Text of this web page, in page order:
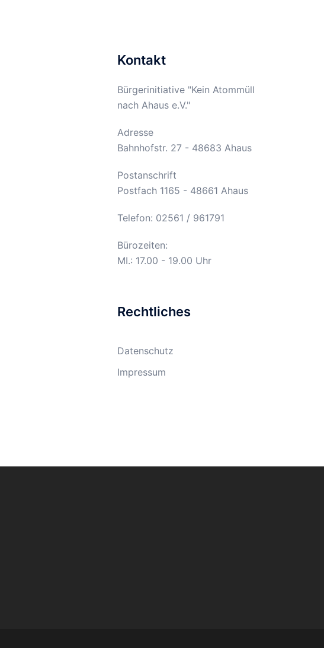
Kontakt
Bürgerinitiative "Kein Atommüll
nach Ahaus e.V."
Adresse
Bahnhofstr. 27 - 48683 Ahaus
Postanschrift
Postfach 1165 - 48661 Ahaus
Telefon: 02561 / 961791
Bürozeiten:
MI.: 17.00 - 19.00 Uhr
Rechtliches
Datenschutz
Impressum